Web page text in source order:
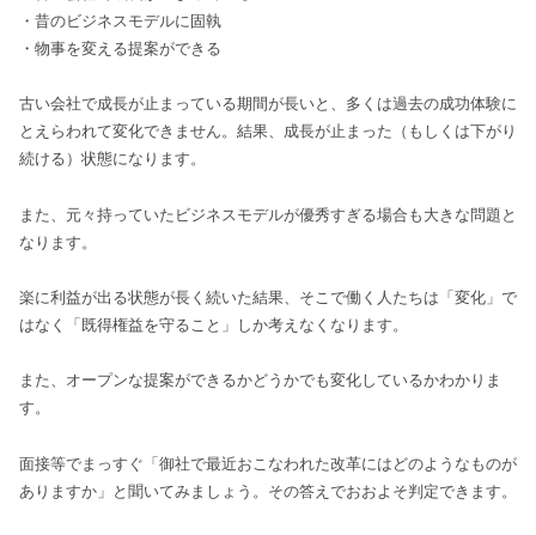
・昔のビジネスモデルに固執
・物事を変える提案ができる
古い会社で成長が止まっている期間が長いと、多くは過去の成功体験に
とえらわれて変化できません。結果、成長が止まった（もしくは下がり
続ける）状態になります。
また、元々持っていたビジネスモデルが優秀すぎる場合も大きな問題と
なります。
楽に利益が出る状態が長く続いた結果、そこで働く人たちは「変化」で
はなく「既得権益を守ること」しか考えなくなります。
また、オープンな提案ができるかどうかでも変化しているかわかりま
す。
面接等でまっすぐ「御社で最近おこなわれた改革にはどのようなものが
ありますか」と聞いてみましょう。その答えでおおよそ判定できます。